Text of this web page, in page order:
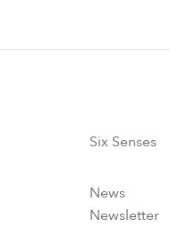
Six Senses
News
Newsletter